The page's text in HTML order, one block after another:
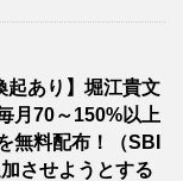
起あり】堀江貴文
月70～150%以上
無料配布！（SBI
させようとする